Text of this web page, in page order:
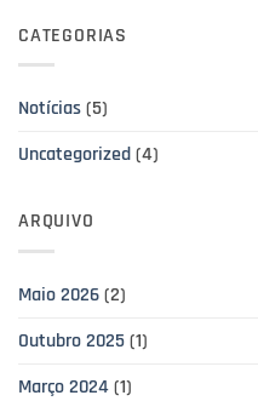
CATEGORIAS
Notícias(5)
Uncategorized(4)
ARQUIVO
Maio 2026(2)
Outubro 2025(1)
Março 2024(1)